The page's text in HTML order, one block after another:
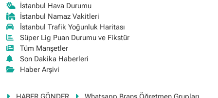
İstanbul Hava Durumu
İstanbul Namaz Vakitleri
İstanbul Trafik Yoğunluk Haritası
Süper Lig Puan Durumu ve Fikstür
Tüm Manşetler
Son Dakika Haberleri
Haber Arşivi